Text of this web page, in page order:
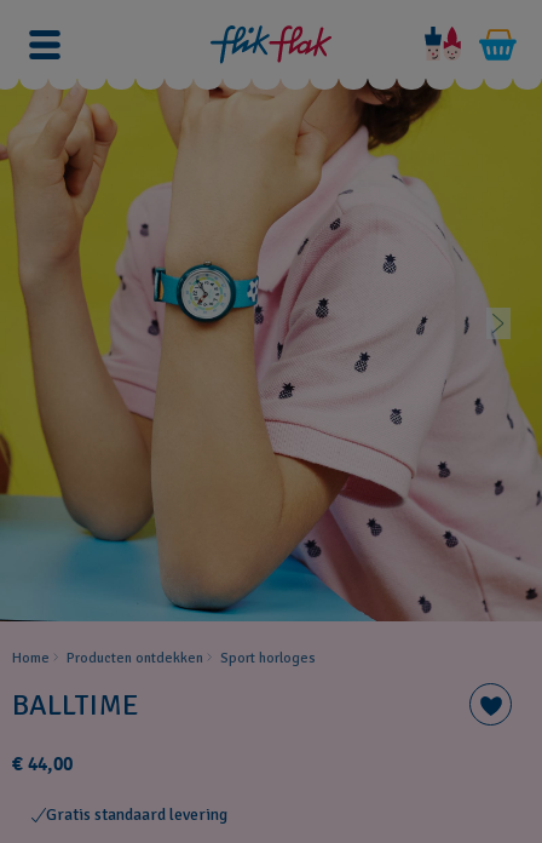
Home Producten ontdekken Sport horloges
BALLTIME
€ 44,00
Gratis standaard levering